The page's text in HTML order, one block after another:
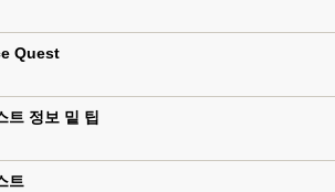
Quest
트 정보 밑 팁
트
마개조해버릴려니 난중 또 공식버전 올라오면 답